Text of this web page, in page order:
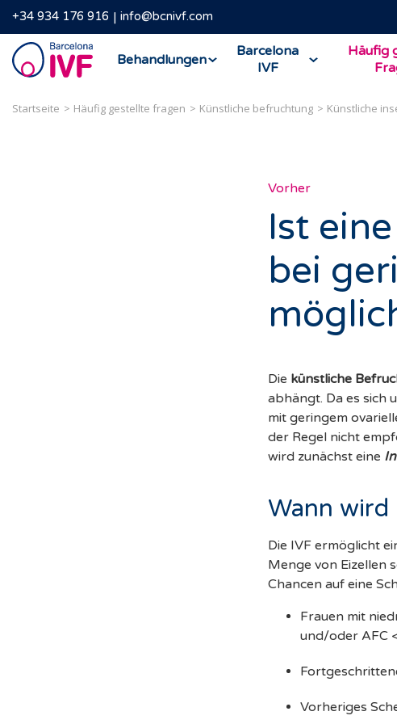
+34 934 176 916 info@bcnivf.com
Barcelona
IVF
Behandlungen
Barcelona
IVF
Häufig
Startseite Häufig gestellte fragen Künstliche befruchtung Künstliche
Vorher
Ist
bei
Die künstliche
abhängt. Da es sich
mit geringem
der Regel nicht
wird zunächst eine
Wann wird
Die IVF ermöglicht
Menge von Eizellen
Chancen auf eine
Frauen mit
und/oder AFC
Vorheriges